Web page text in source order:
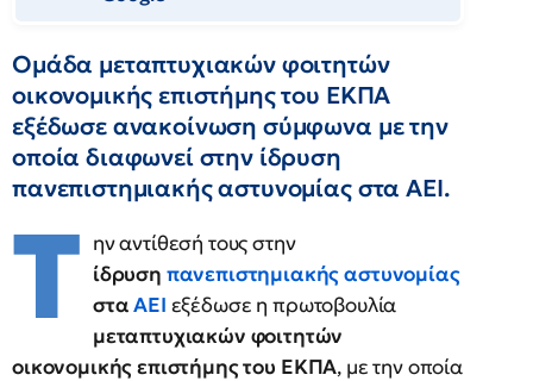
Ομάδα μεταπτυχιακών φοιτητών
οικονομικής επιστήμης του ΕΚΠΑ
εξέδωσε ανακοίνωση σύμφωνα με την
οποία διαφωνεί στην ίδρυση
πανεπιστημιακής αστυνομίας στα ΑΕΙ.
Τ ην αντίθεσή τους στην
ίδρυση πανεπιστημιακής αστυνομίας
σταΑΕΙ εξέδωσε η πρωτοβουλία
μεταπτυχιακών φοιτητών
οικονομικής επιστήμης του ΕΚΠΑ, με την οποία